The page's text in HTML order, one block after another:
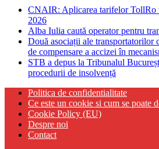
CNAIR: Aplicarea tarifelor TollRo
2026
Alba Iulia caută operator pentru
Două asociații ale transportatorilor
de compensare a accizei în
STB a depus la Tribunalul
procedurii de insolvență
Politica de confidentialitate
Ce este un cookie si cum se poate
Cookie Policy (EU)
Despre noi
Contact